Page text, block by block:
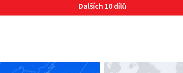
Dalších 10 dílů